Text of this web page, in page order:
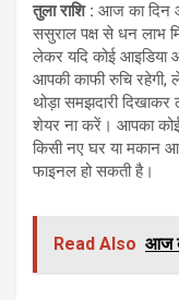
तुला राशि : आज का दिन
ससुराल पक्ष से धन लाभ
लेकर यदि कोई आइडिया
आपकी काफी रुचि
थोड़ा समझदारी
शेयर ना करें। आपका कोई
किसी नए घर या मकान
फाइनल हो सकती है।
Read Also आज